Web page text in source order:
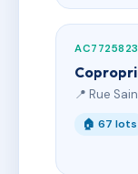
AC7725823
📍 Rue
🏠 67 lots